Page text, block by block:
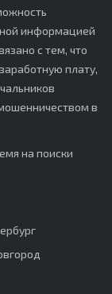
информацией
с тем, что
плату,
в
на поиски